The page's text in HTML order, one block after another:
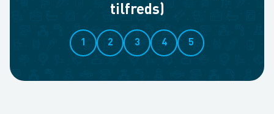
tilfreds)
1 2 3 4 5